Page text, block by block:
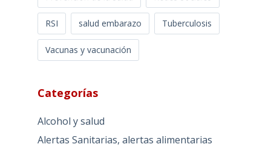
RSI salud embarazo Tuberculosis
Vacunas y vacunación
Categorías
Alcohol y salud
Alertas Sanitarias, alertas alimentarias